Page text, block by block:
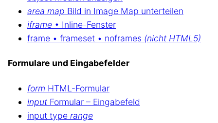
area map Bild in Image Map unterteilen
iframe • Inline-Fenster
frame • frameset • noframes (nicht HTML5)
Formulare und Eingabefelder
form HTML-Formular
input Formular – Eingabefeld
input type range